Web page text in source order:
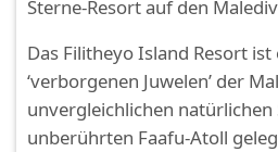
Sterne-Resort auf den
Das Filitheyo Island Resort ist
‘verborgenen Juwelen’ der
unvergleichlichen
unberührten Faafu-Atoll